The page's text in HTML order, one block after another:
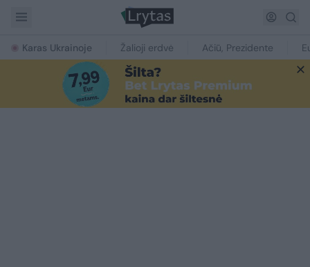
Karas Ukrainoje Žalioji erdvė Ačiū, Prezidente